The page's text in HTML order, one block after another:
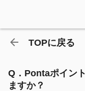
TOPに戻る
Q．Pontaポイン
ますか？